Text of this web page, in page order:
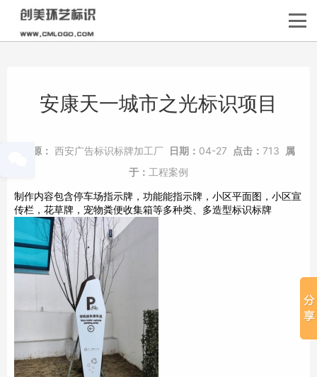
安康天一城市之光标识项目
来源： 西安广告标识标牌加工厂 日期： 04-27 点击： 713
属
于： 工程案例
制作内容包含停车场指示牌，功能能指示牌，小区平面图，小区宣
传栏，花草牌，宠物粪便收集箱等多种类、多造型标识标牌